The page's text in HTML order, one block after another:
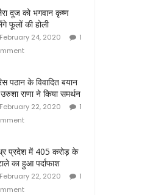
दूज को भगवान कृष्ण
फूलों की होली
February 24, 2020
1
पठान के विवादित बयान
राणा ने किया समर्थन
February 22, 2020
1
प्रदेश में 405 करोड़ के
का हुआ पर्दाफाश
February 22, 2020
1